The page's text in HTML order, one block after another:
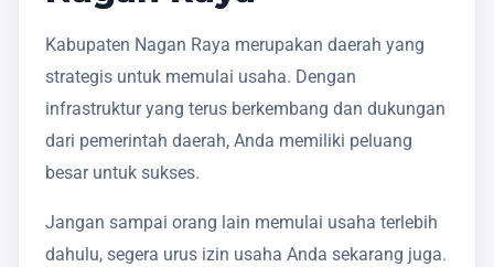
Kabupaten Nagan Raya merupakan daerah yang
strategis untuk memulai usaha. Dengan
infrastruktur yang terus berkembang dan dukungan
dari pemerintah daerah, Anda memiliki peluang
besar untuk sukses.
Jangan sampai orang lain memulai usaha terlebih
dahulu, segera urus izin usaha Anda sekarang juga.